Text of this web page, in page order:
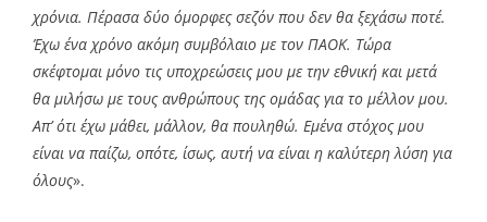
χρόνια. Πέρασα δύο όμορφες σεζόν που δεν θα ξεχάσω ποτέ.
Έχω ένα χρόνο ακόμη συμβόλαιο με τον ΠΑΟΚ. Τώρα
σκέφτομαι μόνο τις υποχρεώσεις μου με την εθνική και μετά
θα μιλήσω με τους ανθρώπους της ομάδας για το μέλλον μου.
Απ’ ότι έχω μάθει, μάλλον, θα πουληθώ. Εμένα στόχος μου
είναι να παίζω, οπότε, ίσως, αυτή να είναι η καλύτερη λύση για
όλους».